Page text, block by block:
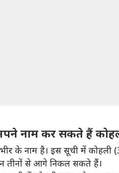
नाम कर सकते हैं
के नाम है। इस सूची में कोहली
तीनों से आगे निकल सकते हैं।